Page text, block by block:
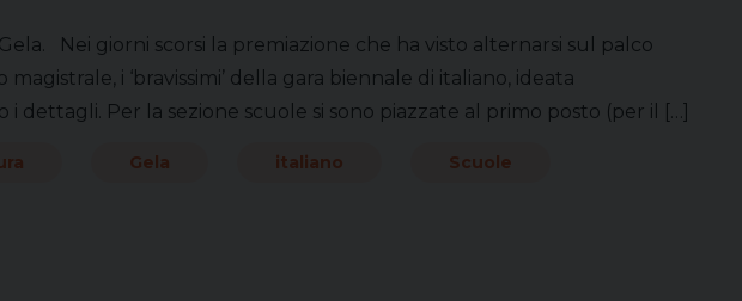
Nei giorni scorsi la premiazione che ha visto alternarsi sul palco
i ‘bravissimi’ della gara biennale di italiano, ideata
i dettagli. Per la sezione scuole si sono piazzate al primo posto (per il […]
Gela italiano Scuole